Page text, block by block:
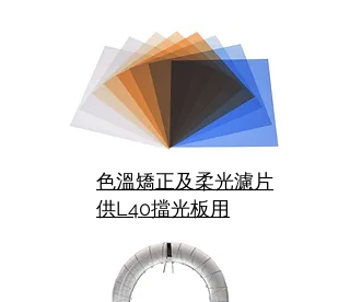
色溫矯正及柔光濾片
供L40擋光板用